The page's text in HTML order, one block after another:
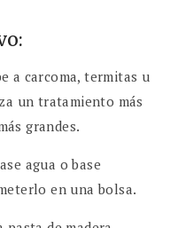
a carcoma, termitas u
un tratamiento más
grandes.
agua o base
en una bolsa.